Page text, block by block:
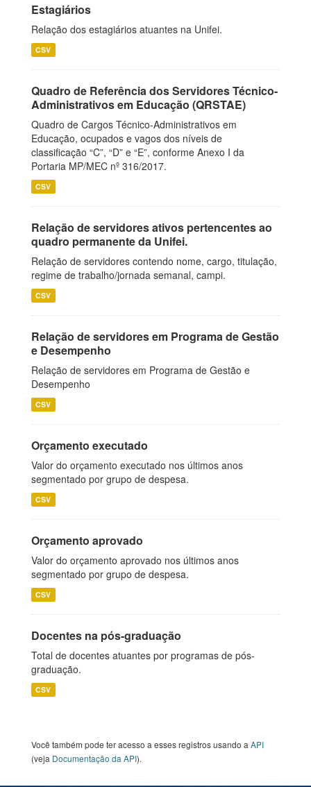
Estagiários
Relação dos estagiários atuantes na Unifei.
CSV
Quadro de Referência dos Servidores Técnico-
Administrativos em Educação (QRSTAE)
Quadro de Cargos Técnico-Administrativos em
Educação, ocupados e vagos dos níveis de
classificação “C”, “D” e “E”, conforme Anexo I da
Portaria MP/MEC nº 316/2017.
CSV
Relação de servidores ativos pertencentes ao
quadro permanente da Unifei.
Relação de servidores contendo nome, cargo, titulação,
regime de trabalho/jornada semanal, campi.
CSV
Relação de servidores em Programa de Gestão
e Desempenho
Relação de servidores em Programa de Gestão e
Desempenho
CSV
Orçamento executado
Valor do orçamento executado nos últimos anos
segmentado por grupo de despesa.
CSV
Orçamento aprovado
Valor do orçamento aprovado nos últimos anos
segmentado por grupo de despesa.
CSV
Docentes na pós-graduação
Total de docentes atuantes por programas de pós-
graduação.
CSV
Você também pode ter acesso a esses registros usando a API
(veja Documentação da API).